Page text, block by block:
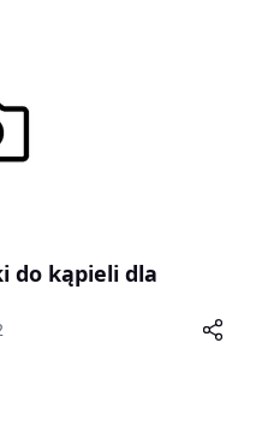
do kąpieli dla